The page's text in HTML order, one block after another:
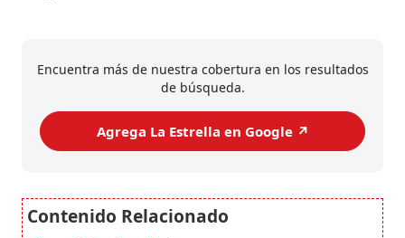
Encuentra más de nuestra cobertura en los resultados
de búsqueda.
Agrega La Estrella en Google ↗️